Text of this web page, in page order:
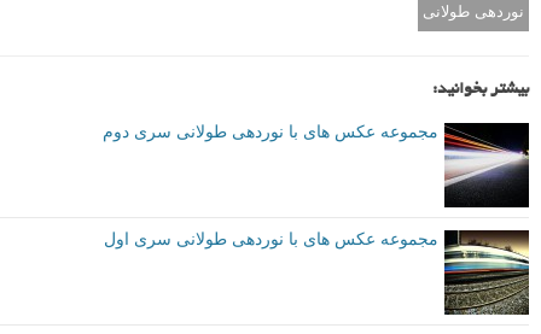
نوردهی طولانی
بیشتر بخوانید:
مجموعه عکس های با نوردهی طولانی سری دوم
مجموعه عکس های با نوردهی طولانی سری اول